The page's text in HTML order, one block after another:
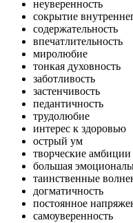
неуверенность
сокрытие
содержательность
впечатлительность
миролюбие
тонкая духовность
заботливость
застенчивость
педантичность
трудолюбие
интерес к здоровью
острый ум
творческие амбиции
большая
таинственные
догматичность
постоянное
самоуверенность